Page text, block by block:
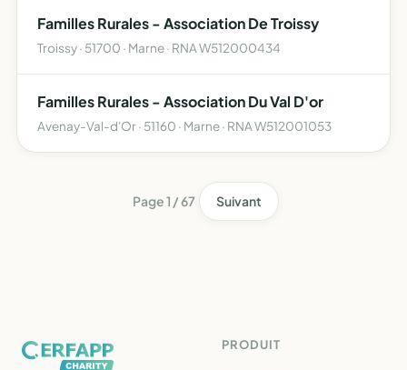
Familles Rurales - Association De Troissy
Troissy · 51700 · Marne · RNA W512000434
Familles Rurales - Association Du Val D'or
Avenay-Val-d'Or · 51160 · Marne · RNA W512001053
Page 1 / 67 Suivant
PRODUIT